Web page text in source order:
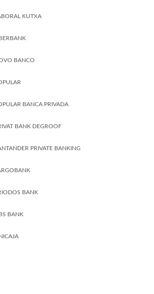
KUTXA
BANCO
BANCA PRIVADA
BANK DEGROOF
PRIVATE BANKING
BANK
BANK